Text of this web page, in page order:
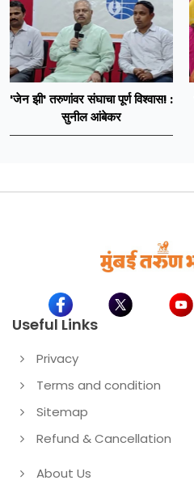
'जेन झी' तरुणांवर संघाचा पूर्ण विश्वास! :
सुनील आंबेकर
Useful Links
Privacy
Terms and condition
Sitemap
Refund & Cancellation
About Us